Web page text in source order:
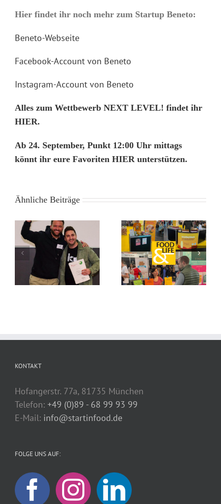
Hier findet ihr noch mehr zum Startup Beneto:
Beneto-Webseite
Facebook-Account von Beneto
Instagram-Account von Beneto
Alles zum Wettbewerb NEXT LEVEL! findet ihr
HIER.
Ab 24. September, Punkt 12:00 Uhr mittags
könnt ihr eure Favoriten HIER unterstützen.
Ähnliche Beiträge
KONTAKT
Hofangerstr. 77a, 81735 München
Telefon: +49 (0)89 - 68 99 93 99
E-Mail: info@startinfood.de
FOLGE UNS AUF: